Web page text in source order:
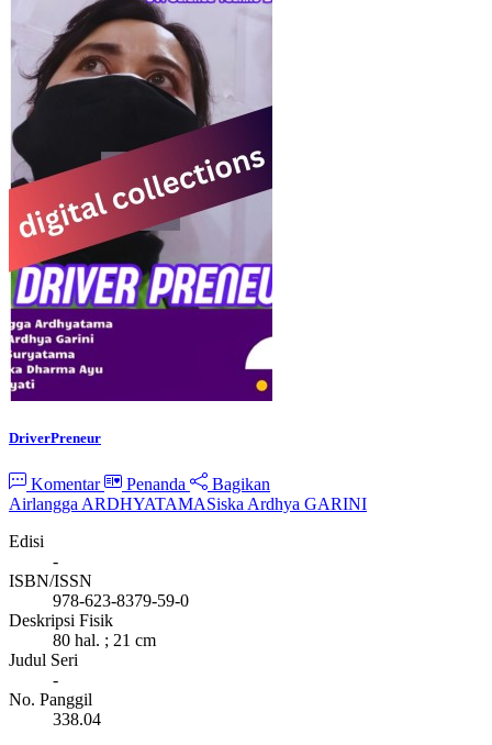
DriverPreneur
Komentar Penanda
Bagikan
Airlangga ARDHYATAMASiska Ardhya GARINI
Edisi
-
ISBN/ISSN
978-623-8379-59-0
Deskripsi Fisik
80 hal. ; 21 cm
Judul Seri
-
No. Panggil
338.04